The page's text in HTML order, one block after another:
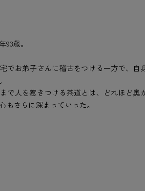
歳。
でお弟子さんに稽古をつける一方で、自
で人を惹きつける茶道とは、どれほど奥
もさらに深まっていった。